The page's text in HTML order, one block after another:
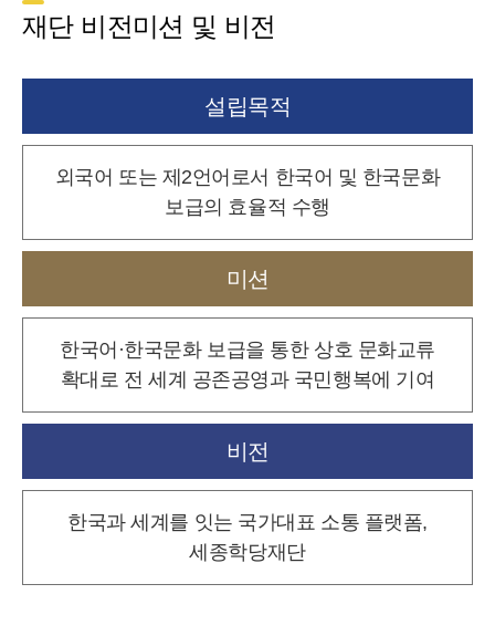
재단 비전미션 및 비전
설립목적
외국어 또는 제2언어로서 한국어 및 한국문화
보급의 효율적 수행
미션
한국어·한국문화 보급을 통한 상호 문화교류
확대로 전 세계 공존공영과 국민행복에 기여
비전
한국과 세계를 잇는 국가대표 소통 플랫폼,
세종학당재단